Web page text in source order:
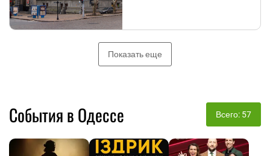
Показать еще
События в Одессе Всего: 57